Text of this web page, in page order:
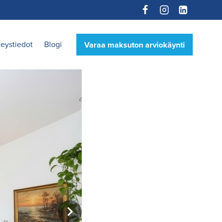
Blogi Varaa maksuton arviokäynti